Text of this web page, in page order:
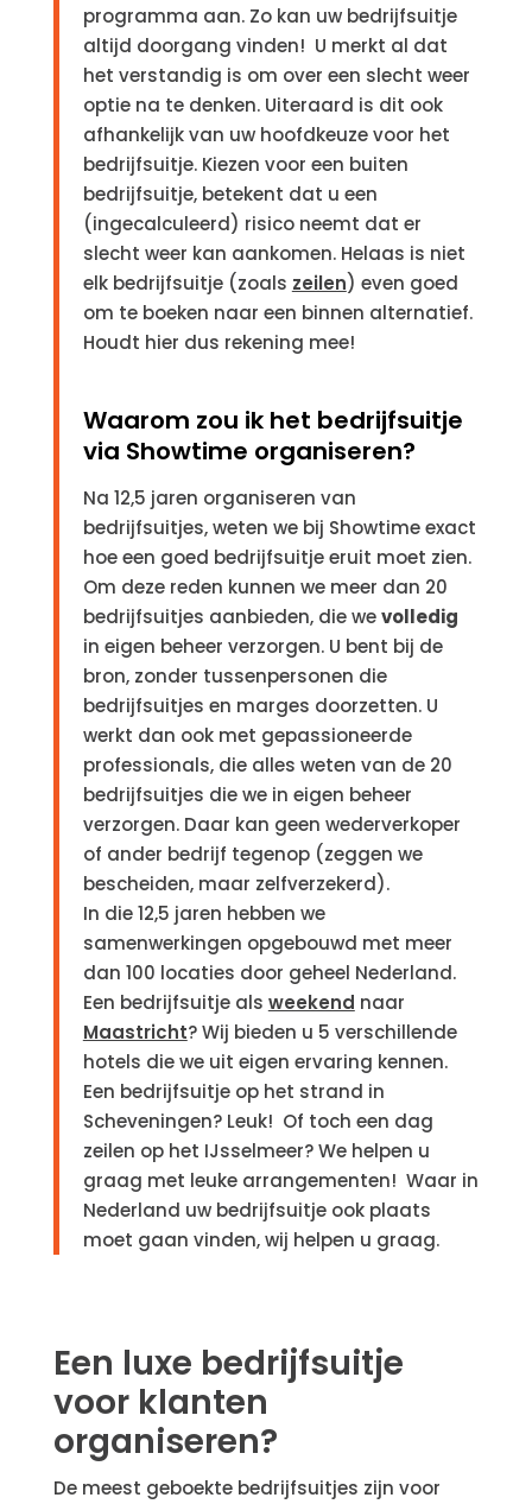
programma aan. Zo kan uw bedrijfsuitje
altijd doorgang vinden! U merkt al dat
het verstandig is om over een slecht weer
optie na te denken. Uiteraard is dit ook
afhankelijk van uw hoofdkeuze voor het
bedrijfsuitje. Kiezen voor een buiten
bedrijfsuitje, betekent dat u een
(ingecalculeerd) risico neemt dat er
slecht weer kan aankomen. Helaas is niet
elk bedrijfsuitje (zoals zeilen) even goed
om te boeken naar een binnen alternatief.
Houdt hier dus rekening mee!
Waarom zou ik het bedrijfsuitje
via Showtime organiseren?
Na 12,5 jaren organiseren van
bedrijfsuitjes, weten we bij Showtime exact
hoe een goed bedrijfsuitje eruit moet zien.
Om deze reden kunnen we meer dan 20
bedrijfsuitjes aanbieden, die wevolledig
in eigen beheer verzorgen. U bent bij de
bron, zonder tussenpersonen die
bedrijfsuitjes en marges doorzetten. U
werkt dan ook met gepassioneerde
professionals, die alles weten van de 20
bedrijfsuitjes die we in eigen beheer
verzorgen. Daar kan geen wederverkoper
of ander bedrijf tegenop (zeggen we
bescheiden, maar zelfverzekerd).
In die 12,5 jaren hebben we
samenwerkingen opgebouwd met meer
dan 100 locaties door geheel Nederland.
Een bedrijfsuitje als weekend naar
Maastricht? Wij bieden u 5 verschillende
hotels die we uit eigen ervaring kennen.
Een bedrijfsuitje op het strand in
Scheveningen? Leuk! Of toch een dag
zeilen op het IJsselmeer? We helpen u
graag met leuke arrangementen! Waar in
Nederland uw bedrijfsuitje ook plaats
moet gaan vinden, wij helpen u graag.
Een luxe bedrijfsuitje
voor klanten
organiseren?
De meest geboekte bedrijfsuitjes zijn voor